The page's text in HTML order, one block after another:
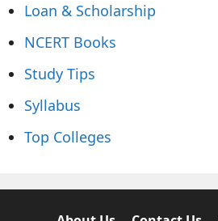
Loan & Scholarship
NCERT Books
Study Tips
Syllabus
Top Colleges